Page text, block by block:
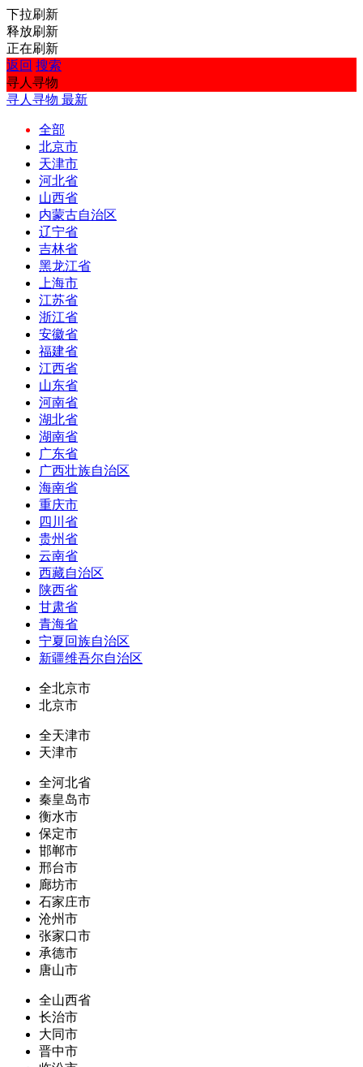
下拉刷新
释放刷新
正在刷新
返回 搜索
寻人寻物
寻人寻物 最新
全部
北京市
天津市
河北省
山西省
内蒙古自治区
辽宁省
吉林省
黑龙江省
上海市
江苏省
浙江省
安徽省
福建省
江西省
山东省
河南省
湖北省
湖南省
广东省
广西壮族自治区
海南省
重庆市
四川省
贵州省
云南省
西藏自治区
陕西省
甘肃省
青海省
宁夏回族自治区
新疆维吾尔自治区
全北京市
北京市
全天津市
天津市
全河北省
秦皇岛市
衡水市
保定市
邯郸市
邢台市
廊坊市
石家庄市
沧州市
张家口市
承德市
唐山市
全山西省
长治市
大同市
晋中市